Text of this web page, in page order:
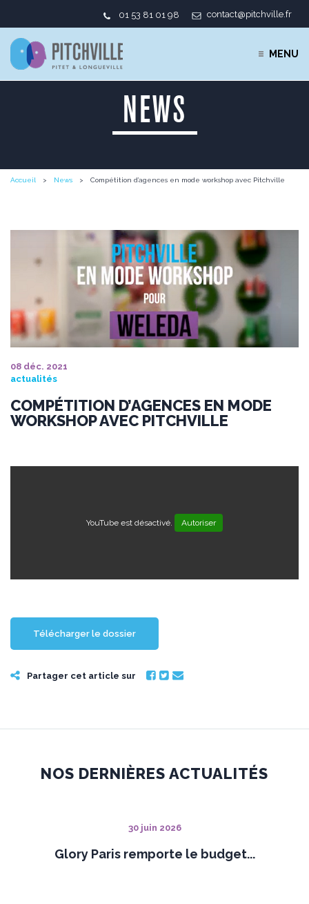
01 53 81 01 98 contact@pitchville.fr
MENU
NEWS
Accueil News Compétition d’agences en mode workshop avec Pitchville
08 déc. 2021
actualités
COMPÉTITION D’AGENCES EN MODE
WORKSHOP AVEC PITCHVILLE
YouTube est désactivé. Autoriser
Télécharger le dossier
Partager cet article sur
NOS DERNIÈRES ACTUALITÉS
30 juin 2026
Glory Paris remporte le budget...